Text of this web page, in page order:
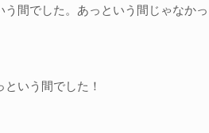
う間でした。あっという間じゃなかっ
いう間でした！